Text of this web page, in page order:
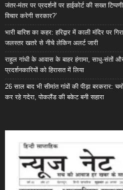
जंतर-मंतर पर प्रदर्शनों पर हाईकोर्ट की सख्त
विचार करेगी सरकार?’
भारी बारिश का कहर: हरिद्वार में काली मंदिर पर
जलस्तर खतरे से नीचे लेकिन अलर्ट जारी
राहुल गांधी के आवास के बाहर हंगामा, साधु-संतों
प्रदर्शनकारियों को हिरासत में लिया
26 साल बाद भी सीमांत गांवों की पीड़ा बरकरार:
कर रहे गदेरा, पोकलैंड की बकेट बनी सहारा